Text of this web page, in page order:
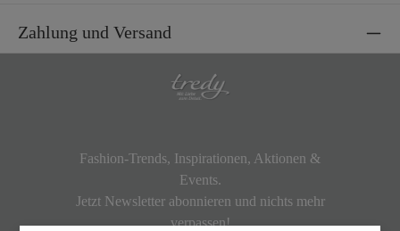
Zahlung und Versand
Fashion-Trends, Inspirationen, Aktionen &
Events.
Jetzt Newsletter abonnieren und nichts mehr
verpassen!